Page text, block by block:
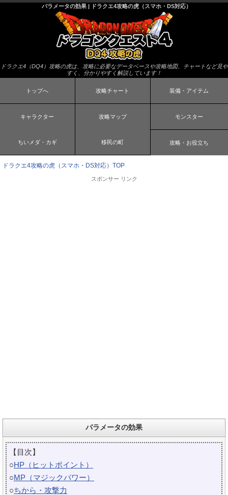
パラメータの効果 | ドラクエ4攻略の虎（スマホ・DS対応）
ドラクエ4（DQ4）攻略の虎は、攻略に必要なデータベースや攻略地図、チャートなど見や
すく、分かりやすく解説しています！
トップへ 攻略チャート 装備・アイテム
キャラクター 攻略マップ モンスター
ちいメダ・カギ 移民の町 攻略・お役立ち
ドラクエ4攻略の虎（スマホ・DS対応）TOP
スポンサー リンク
パラメータの効果
【目次】
○HP（ヒットポイント）
○MP（マジックパワー）
○ちから・攻撃力